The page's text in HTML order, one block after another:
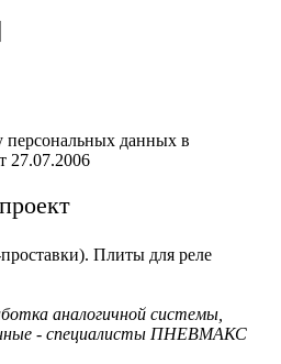
персональных данных в
27.07.2006
Плиты для реле
аналогичной системы,
- специалисты ПНЕВМАКС